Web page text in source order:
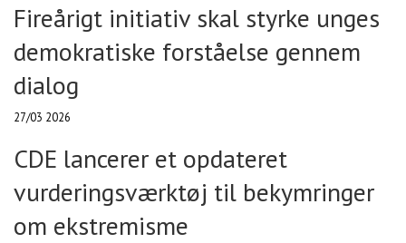
Fireårigt initiativ skal styrke unges
demokratiske forståelse gennem
dialog
27/03 2026
CDE lancerer et opdateret
vurderingsværktøj til bekymringer
om ekstremisme